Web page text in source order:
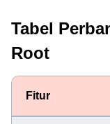
Tabel
Root
Fitur